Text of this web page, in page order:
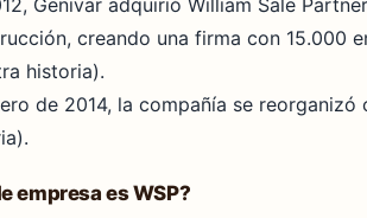
creando una firma con 15.000
historia).
de 2014, la compañía se reorganizó
empresa es WSP?